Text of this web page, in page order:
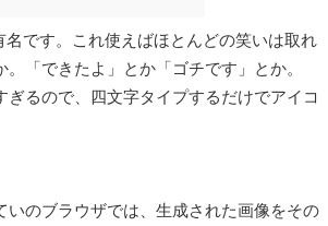
名です。これ使えばほとんどの笑いは取れ
「できたよ」とか「ゴチです」とか。
るので、四文字タイプするだけでアイコ
のブラウザでは、生成された画像をその